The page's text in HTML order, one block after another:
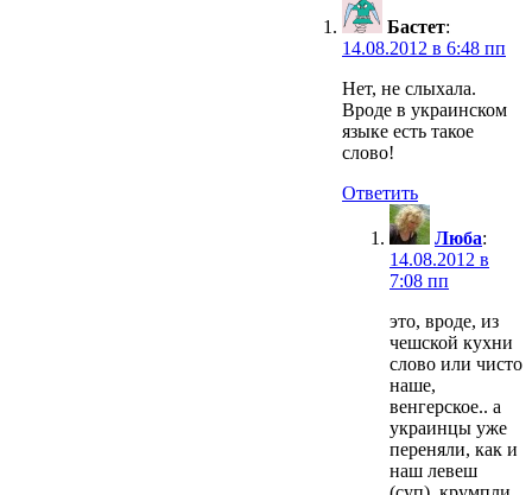
Бастет:
14.08.2012 в 6:48 пп
Нет, не слыхала.
Вроде в украинском
языке есть такое
слово!
Ответить
Люба:
14.08.2012 в
7:08 пп
это, вроде, из
чешской кухни
слово или чисто
наше,
венгерское.. а
украинцы уже
переняли, как и
наш левеш